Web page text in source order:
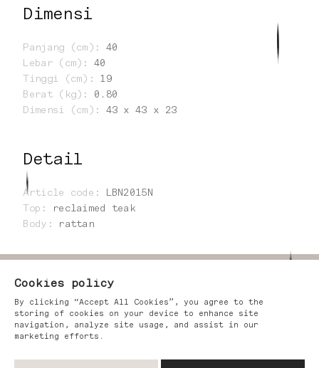
Dimensi
Panjang (cm) :
40
Lebar (cm) :
40
Tinggi (cm) :
19
Berat (kg) :
0.80
Dimensi (cm) : 43 x 43 x 23
Detail
Article code :
LBN2015N
Top :
reclaimed teak
Body : rattan
Cookies policy
By clicking “Accept All Cookies”, you agree to the
storing of cookies on your device to enhance site
navigation, analyze site usage, and assist in our
marketing efforts.